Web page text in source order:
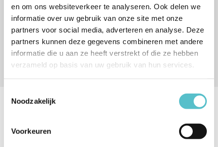
en om ons websiteverkeer te analyseren. Ook delen we
informatie over uw gebruik van onze site met onze
partners voor social media, adverteren en analyse. Deze
partners kunnen deze gegevens combineren met andere
informatie die u aan ze heeft verstrekt of die ze hebben
verzameld op basis van uw gebruik van hun services.
Noodzakelijk
Voorkeuren
Specificaties
Merk: Borg and Overstrom
Bedien uw waterkoeler met een handig voetpedaal. Hygiënische